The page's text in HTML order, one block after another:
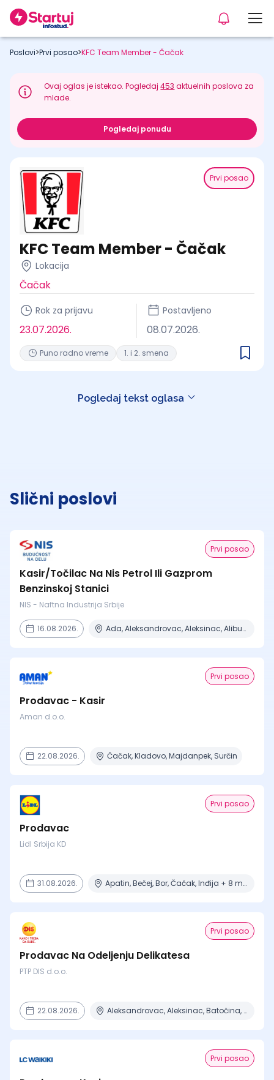
Poslovi>Prvi posao>KFC Team Member - Čačak
Ovaj oglas je istekao. Pogledaj453 aktuelnih poslova za
mlade.
Pogledaj ponudu
Prvi posao
KFC Team Member - Čačak
Lokacija
Čačak
Rok za prijavu
23.07.2026.
Postavljeno
08.07.2026.
Puno radno vreme 1. i 2. smena
Pogledaj tekst oglasa
Slični poslovi
Prvi posao
Kasir/Točilac Na Nis Petrol Ili Gazprom
Benzinskoj Stanici
NIS - Naftna Industrija Srbije
16.08.2026. Ada, Aleksandrovac, Aleksinac, Alibunar, Apatin + 206 mesta
Prvi posao
Prodavac - Kasir
Aman d.o.o.
22.08.2026. Čačak, Kladovo, Majdanpek, Surčin
Prvi posao
Prodavac
Lidl Srbija KD
31.08.2026. Apatin, Bečej, Bor, Čačak, Inđija + 8 mesta
Prvi posao
Prodavac Na Odeljenju Delikatesa
PTP DIS d.o.o.
22.08.2026. Aleksandrovac, Aleksinac, Batočina, Beograd, Čačak + 15 mesta
Prvi posao